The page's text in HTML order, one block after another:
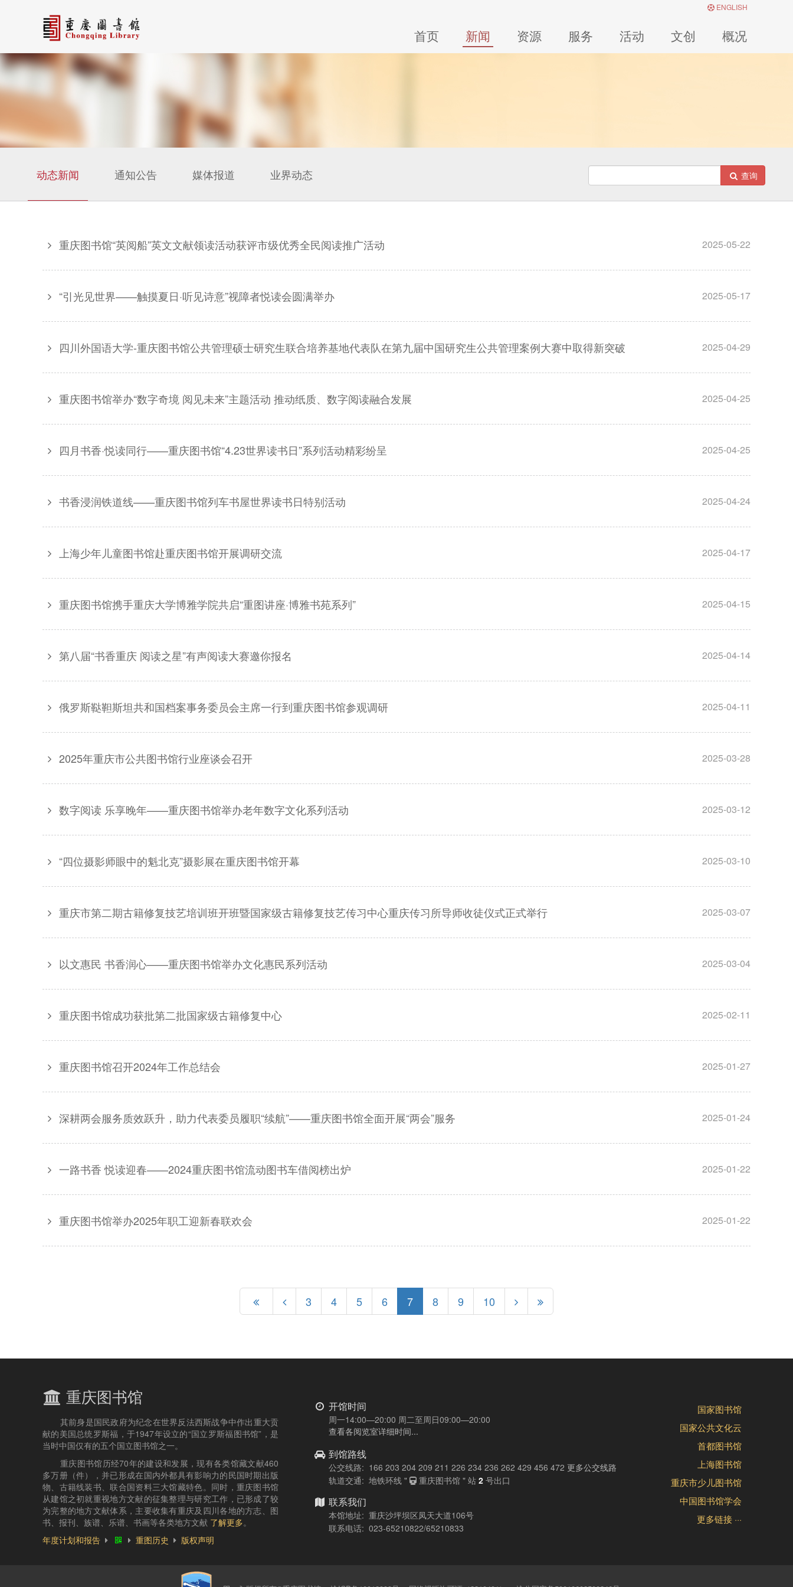
ENGLISH
首页 新闻 资源 服务 活动 文创 概况
动态新闻 通知公告 媒体报道 业界动态 查询
重庆图书馆“英阅船”英文文献领读活动获评市级优秀全民阅读推广活动 2025-05-22
“引光见世界——触摸夏日·听见诗意”视障者悦读会圆满举办 2025-05-17
四川外国语大学-重庆图书馆公共管理硕士研究生联合培养基地代表队在第九届中国研究生公共管理案例大赛中取得新突破 2025-04-29
重庆图书馆举办“数字奇境 阅见未来”主题活动 推动纸质、数字阅读融合发展 2025-04-25
四月书香·悦读同行——重庆图书馆“4.23世界读书日”系列活动精彩纷呈 2025-04-25
书香浸润铁道线——重庆图书馆列车书屋世界读书日特别活动 2025-04-24
上海少年儿童图书馆赴重庆图书馆开展调研交流 2025-04-17
重庆图书馆携手重庆大学博雅学院共启“重图讲座·博雅书苑系列” 2025-04-15
第八届“书香重庆 阅读之星”有声阅读大赛邀你报名 2025-04-14
俄罗斯鞑靼斯坦共和国档案事务委员会主席一行到重庆图书馆参观调研 2025-04-11
2025年重庆市公共图书馆行业座谈会召开 2025-03-28
数字阅读 乐享晚年——重庆图书馆举办老年数字文化系列活动 2025-03-12
“四位摄影师眼中的魁北克”摄影展在重庆图书馆开幕 2025-03-10
重庆市第二期古籍修复技艺培训班开班暨国家级古籍修复技艺传习中心重庆传习所导师收徒仪式正式举行 2025-03-07
以文惠民 书香润心——重庆图书馆举办文化惠民系列活动 2025-03-04
重庆图书馆成功获批第二批国家级古籍修复中心 2025-02-11
重庆图书馆召开2024年工作总结会 2025-01-27
深耕两会服务质效跃升，助力代表委员履职“续航”——重庆图书馆全面开展“两会”服务 2025-01-24
一路书香 悦读迎春——2024重庆图书馆流动图书车借阅榜出炉 2025-01-22
重庆图书馆举办2025年职工迎新春联欢会 2025-01-22
3 4 5 6 7 8 9 10
重庆图书馆
其前身是国民政府为纪念在世界反法西斯战争中作出重大贡
献的美国总统罗斯福，于1947年设立的“国立罗斯福图书馆”，是
当时中国仅有的五个国立图书馆之一。
重庆图书馆历经70年的建设和发展，现有各类馆藏文献460
多万册（件），并已形成在国内外都具有影响力的民国时期出版
物、古籍线装书、联合国资料三大馆藏特色。同时，重庆图书馆
从建馆之初就重视地方文献的征集整理与研究工作，已形成了较
为完整的地方文献体系，主要收集有重庆及四川各地的方志、图
书、报刊、族谱、乐谱、书画等各类地方文献 了解更多。
年度计划和报告
重图历史 版权声明
开馆时间
周一14:00—20:00 周二至周日09:00—20:00
查看各阅览室详细时间...
到馆路线
公交线路: 166 203 204 209 211 226 234 236 262 429 456 472 更多公交线路
轨道交通: 地铁环线 "
重庆图书馆 " 站 2 号出口
联系我们
本馆地址: 重庆沙坪坝区凤天大道106号
联系电话: 023-65210822/65210833
国家图书馆
国家公共文化云
首都图书馆
上海图书馆
重庆市少儿图书馆
中国图书馆学会
更多链接 ···